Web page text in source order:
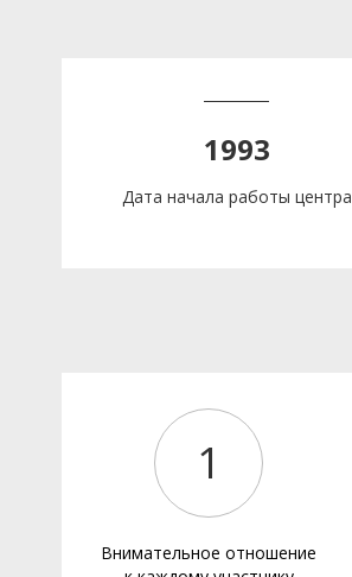
1993
Дата начала работы центра
1
Внимательное отношение